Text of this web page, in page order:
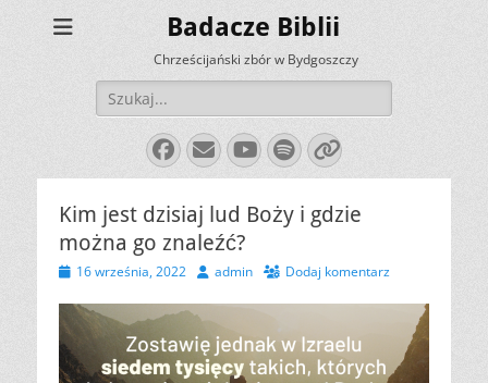
Badacze Biblii
Chrześcijański zbór w Bydgoszczy
Szukaj:
Facebook
E-
mail
YouTube
Spotify
Link
Kim jest dzisiaj lud Boży i gdzie
można go znaleźć?
Opublikowano
16 września, 2022 Autoradmin Dodaj komentarz